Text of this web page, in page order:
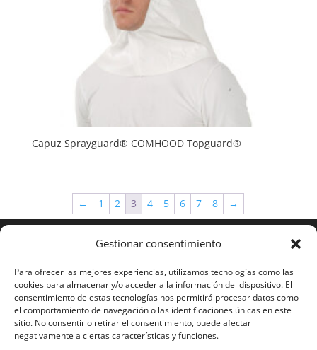
Gestionar consentimiento
Para ofrecer las mejores experiencias, utilizamos tecnologías como las
cookies para almacenar y/o acceder a la información del dispositivo. El
consentimiento de estas tecnologías nos permitirá procesar datos como
el comportamiento de navegación o las identificaciones únicas en este
sitio. No consentir o retirar el consentimiento, puede afectar
negativamente a ciertas características y funciones.
Capuz Sprayguard® COMHOOD Topguard®
← 1 2 3 4 5 6 7 8 →